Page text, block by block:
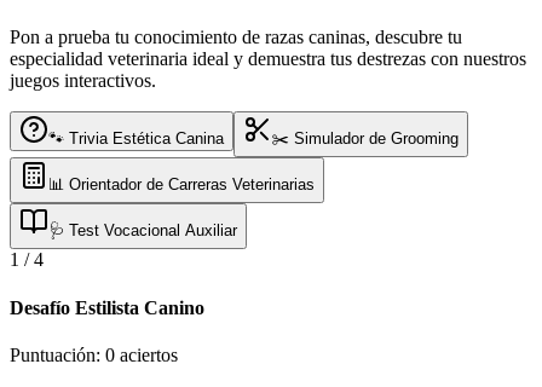
Pon a prueba tu conocimiento de razas caninas, descubre tu
especialidad veterinaria ideal y demuestra tus destrezas con nuestros
juegos interactivos.
🐾 Trivia Estética Canina ✂️ Simulador de Grooming
📊 Orientador de Carreras Veterinarias
🩺 Test Vocacional Auxiliar
1 /4
Desafío Estilista Canino
Puntuación: 0 aciertos